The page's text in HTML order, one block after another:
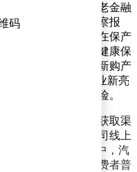
学院中国保险与养老金融
联网保险消费者洞察报
刻变革。在消费者在保产
位列前三，反映出健康保
意的是，意外险在新购产
渗透率增长成为行业新亮
半数已购买相关保险。
化趋势加速、信息获取渠
显示，传统保险公司线上
成为主要入口。其中，汽
上迁移率最高，消费者普